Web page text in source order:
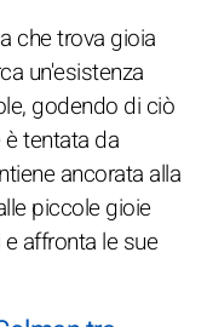
che trova gioia
un'esistenza
godendo di ciò
tentata da
ancorata alla
piccole gioie
affronta le sue